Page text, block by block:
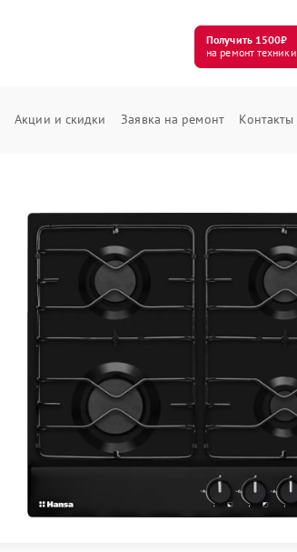
Получить 1500₽
на ремонт техники
Акции и скидки Заявка на ремонт Контакты